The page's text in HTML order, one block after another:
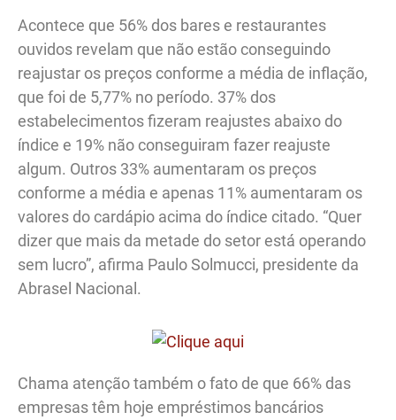
Acontece que 56% dos bares e restaurantes
ouvidos revelam que não estão conseguindo
reajustar os preços conforme a média de inflação,
que foi de 5,77% no período. 37% dos
estabelecimentos fizeram reajustes abaixo do
índice e 19% não conseguiram fazer reajuste
algum. Outros 33% aumentaram os preços
conforme a média e apenas 11% aumentaram os
valores do cardápio acima do índice citado. “Quer
dizer que mais da metade do setor está operando
sem lucro”, afirma Paulo Solmucci, presidente da
Abrasel Nacional.
Chama atenção também o fato de que 66% das
empresas têm hoje empréstimos bancários